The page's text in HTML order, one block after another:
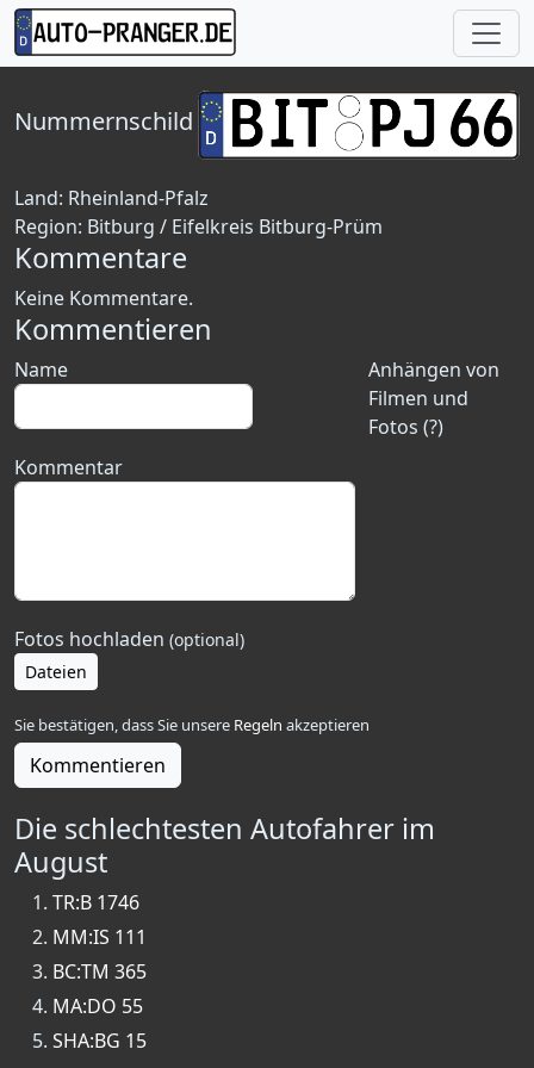
Nummernschild
Land: Rheinland-Pfalz
Region: Bitburg / Eifelkreis Bitburg-Prüm
Kommentare
Keine Kommentare.
Kommentieren
Anhängen von
Filmen und
Fotos (?)
Name
Kommentar
Fotos hochladen (optional)
Dateien
Sie bestätigen, dass Sie unsere Regeln akzeptieren
Kommentieren
Die schlechtesten Autofahrer im
August
TR:B 1746
MM:IS 111
BC:TM 365
MA:DO 55
SHA:BG 15